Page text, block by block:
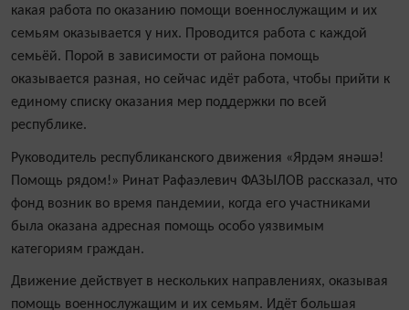
какая работа по оказанию помощи военнослужащим и их
семьям оказывается у них. Проводится работа с каждой
семьёй. Порой в зависимости от района помощь
оказывается разная, но сейчас идёт работа, чтобы прийти к
единому списку оказания мер поддержки по всей
республике.
Руководитель республиканского движения «Ярдәм янәшә!
Помощь рядом!» Ринат Рафаэлевич ФАЗЫЛОВ рассказал, что
фонд возник во время пандемии, когда его участниками
была оказана адресная помощь особо уязвимым
категориям граждан.
Движение действует в нескольких направлениях, оказывая
помощь военнослужащим и их семьям. Идёт большая